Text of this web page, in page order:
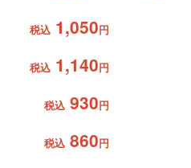
税込 1,050円
税込 1,140円
税込 930円
税込 860円